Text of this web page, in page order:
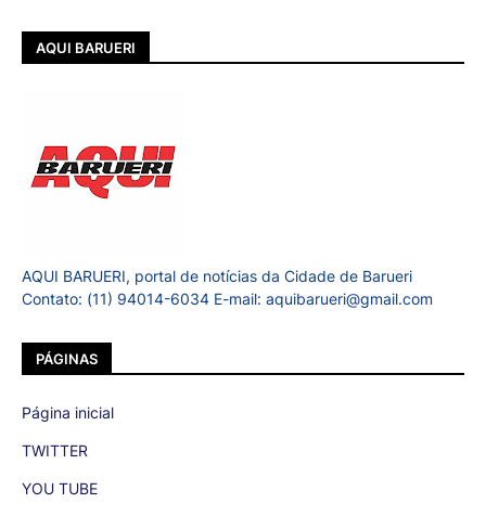
AQUI BARUERI
AQUI BARUERI, portal de notícias da Cidade de Barueri
Contato: (11) 94014-6034 E-mail: aquibarueri@gmail.com
PÁGINAS
Página inicial
TWITTER
YOU TUBE